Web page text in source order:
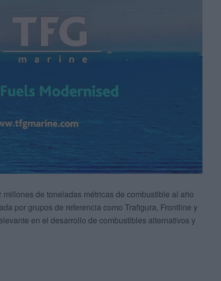
de toneladas métricas de combustible al año
por grupos de referencia como Trafigura, Frontline y
en el desarrollo de combustibles alternativos y